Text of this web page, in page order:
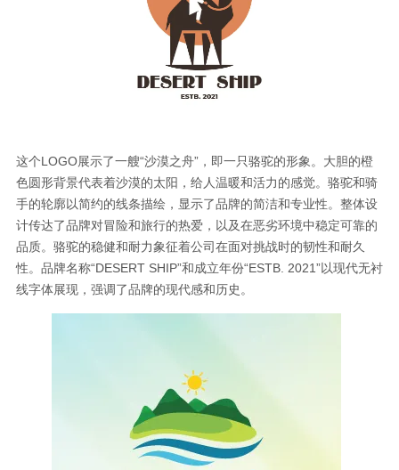
这个LOGO展示了一艘“沙漠之舟”，即一只骆驼的形象。大胆的橙
色圆形背景代表着沙漠的太阳，给人温暖和活力的感觉。骆驼和骑
手的轮廓以简约的线条描绘，显示了品牌的简洁和专业性。整体设
计传达了品牌对冒险和旅行的热爱，以及在恶劣环境中稳定可靠的
品质。骆驼的稳健和耐力象征着公司在面对挑战时的韧性和耐久
性。品牌名称“DESERT SHIP”和成立年份“ESTB. 2021”以现代无衬
线字体展现，强调了品牌的现代感和历史。